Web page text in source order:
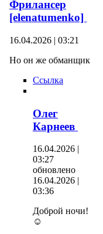
Фрилансер
[elenatumenko]
16.04.2026 | 03:21
Но он же обманщик
Ссылка
Олег
Карнеев
16.04.2026 |
03:27
обновлено
16.04.2026 |
03:36
Доброй ночи!
☺